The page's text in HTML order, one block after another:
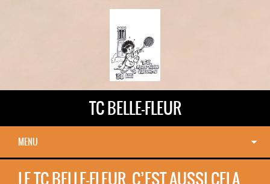
TC BELLE-FLEUR
MENU
LE TC BELLE-FLEUR, C’EST AUSSI CELA